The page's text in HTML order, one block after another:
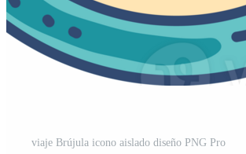
viaje Brújula icono aislado diseño PNG Pro